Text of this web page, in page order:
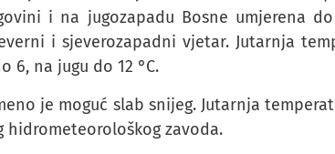
i na jugozapadu Bosne umjerena
i sjeverozapadni vjetar. Jutarnja
6, na jugu do 12 °C.
je moguć slab snijeg. Jutarnja
hidrometeorološkog zavoda.